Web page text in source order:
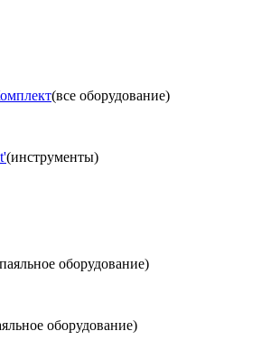
(все оборудование)
(инструменты)
оборудование)
оборудование)